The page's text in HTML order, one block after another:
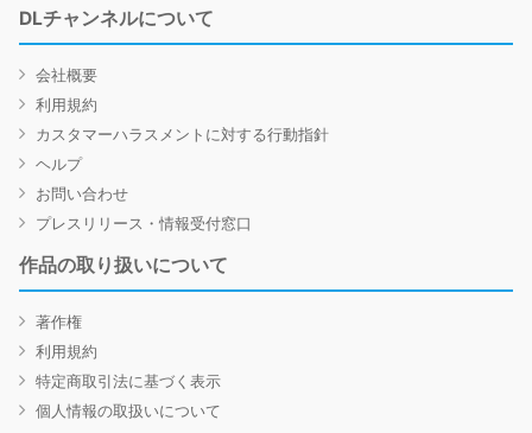
DLチャンネルについて
会社概要
利用規約
カスタマーハラスメントに対する行動指針
ヘルプ
お問い合わせ
プレスリリース・情報受付窓口
作品の取り扱いについて
著作権
利用規約
特定商取引法に基づく表示
個人情報の取扱いについて